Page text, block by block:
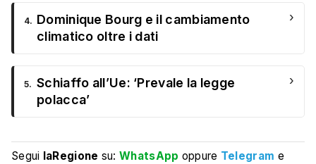
4. Dominique Bourg e il cambiamento
climatico oltre i dati
›
5. Schiaffo all’Ue: ‘Prevale la legge
polacca’
›
Segui laRegione su:WhatsApp oppure Telegram e